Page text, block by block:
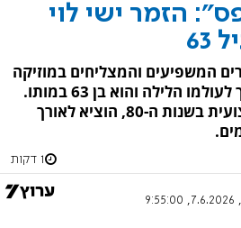
הזמר ישי לוי
המשפיעים והמצליחים במוזיקה
הים-תיכונית בישראל, הלך לעולמו הלילה והוא בן 63 במותו.
לוי, שהחל את דרכו המקצועית בשנות ה-80, הוציא לאורך
1 דקות